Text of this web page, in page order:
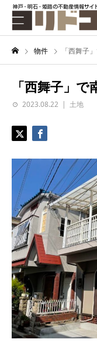
物件 「西舞
「西舞子」
2023.08.22 土地